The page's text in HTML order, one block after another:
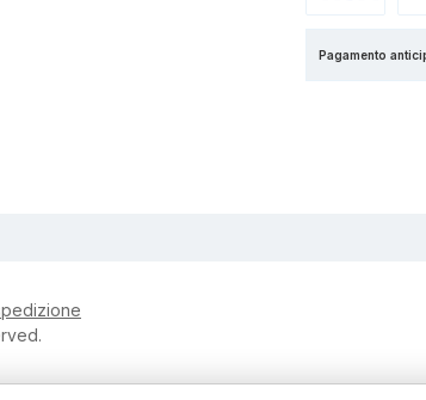
Pagamento